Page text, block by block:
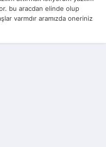
bu aracdan elinde olup
varmdır aramızda oneriniz